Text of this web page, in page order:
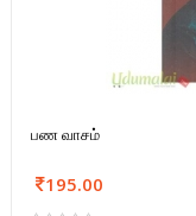
பண வாசம்
195.00